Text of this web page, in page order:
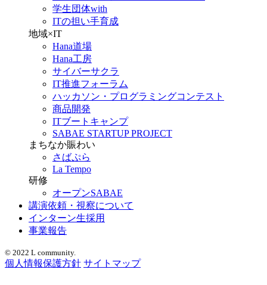
学生団体with
ITの担い手育成
地域×IT
Hana道場
Hana工房
サイバーサクラ
IT推進フォーラム
ハッカソン・プログラミングコンテスト
商品開発
ITブートキャンプ
SABAE STARTUP PROJECT
まちなか賑わい
さばぷら
La Tempo
研修
オープンSABAE
講演依頼・視察について
インターン生採用
事業報告
© 2022 L community.
個人情報保護方針 サイトマップ